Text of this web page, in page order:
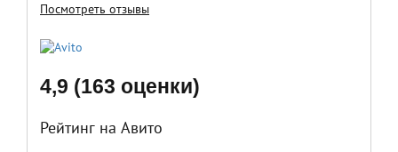
Посмотреть отзывы
4,9 (163 оценки)
Рейтинг на Авито